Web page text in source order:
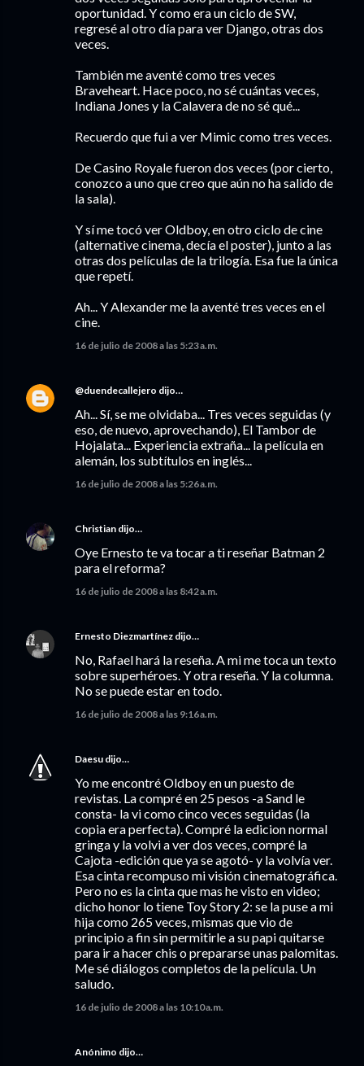
oportunidad. Y como era un ciclo de SW,
regresé al otro día para ver Django, otras dos
veces.
También me aventé como tres veces
Braveheart. Hace poco, no sé cuántas veces,
Indiana Jones y la Calavera de no sé qué...
Recuerdo que fui a ver Mimic como tres veces.
De Casino Royale fueron dos veces (por cierto,
conozco a uno que creo que aún no ha salido de
la sala).
Y sí me tocó ver Oldboy, en otro ciclo de cine
(alternative cinema, decía el poster), junto a las
otras dos películas de la trilogía. Esa fue la única
que repetí.
Ah... Y Alexander me la aventé tres veces en el
cine.
16 de julio de 2008 a las 5:23 a.m.
@duendecallejero dijo…
Ah... Sí, se me olvidaba... Tres veces seguidas (y
eso, de nuevo, aprovechando), El Tambor de
Hojalata... Experiencia extraña... la película en
alemán, los subtítulos en inglés...
16 de julio de 2008 a las 5:26 a.m.
Christian dijo…
Oye Ernesto te va tocar a ti reseñar Batman 2
para el reforma?
16 de julio de 2008 a las 8:42 a.m.
Ernesto Diezmartínez dijo…
No, Rafael hará la reseña. A mi me toca un texto
sobre superhéroes. Y otra reseña. Y la columna.
No se puede estar en todo.
16 de julio de 2008 a las 9:16 a.m.
Daesu dijo…
Yo me encontré Oldboy en un puesto de
revistas. La compré en 25 pesos -a Sand le
consta- la vi como cinco veces seguidas (la
copia era perfecta). Compré la edicion normal
gringa y la volvi a ver dos veces, compré la
Cajota -edición que ya se agotó- y la volvía ver.
Esa cinta recompuso mi visión cinematográfica.
Pero no es la cinta que mas he visto en video;
dicho honor lo tiene Toy Story 2: se la puse a mi
hija como 265 veces, mismas que vio de
principio a fin sin permitirle a su papi quitarse
para ir a hacer chis o prepararse unas palomitas.
Me sé diálogos completos de la película. Un
saludo.
16 de julio de 2008 a las 10:10 a.m.
Anónimo dijo…